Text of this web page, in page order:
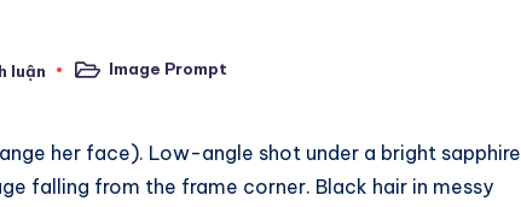
luận
PostedImage Prompt
her face). Low-angle shot under a bright sapphire
falling from the frame corner. Black hair in messy